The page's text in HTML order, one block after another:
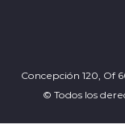
Concepción 120, Of
© Todos los